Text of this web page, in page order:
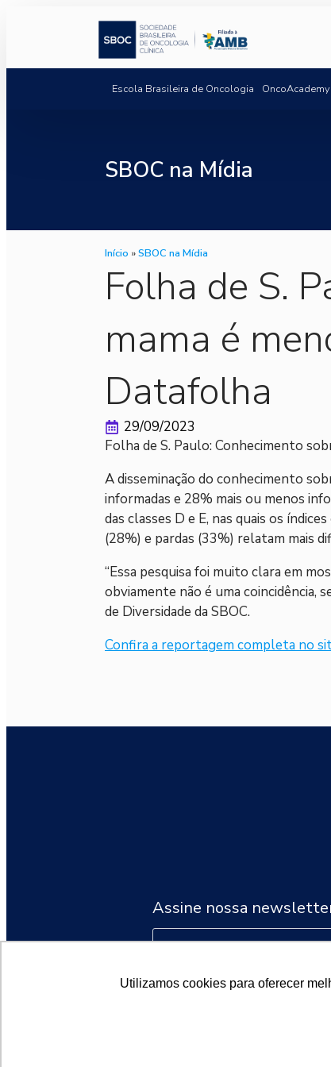
Utilizamos cookies para oferecer
Escola Brasileira de Oncologia OncoAcademy
SBOC na Mídia
Início »SBOC na Mídia
Folha de S.
mama é
Datafolha
29/09/2023
Folha de S. Paulo: Conhecimento
A disseminação do conhecimento
informadas e 28% mais ou menos
das classes D e E, nas quais os
(28%) e pardas (33%) relatam mais
“Essa pesquisa foi muito clara em
obviamente não é uma coincidência,
de Diversidade da SBOC.
Confira a reportagem completa no
Assine nossa